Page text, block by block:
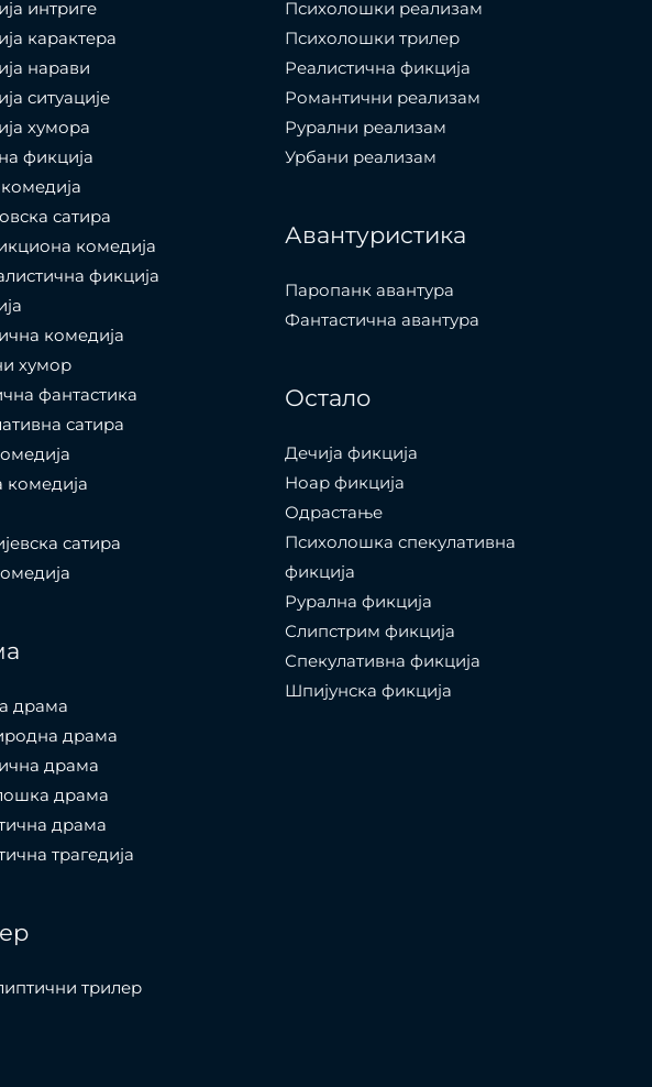
интриге
карактера
нарави
ситуације
хумора
фикција
сатира
комедија
фикција
комедија
хумор
фантастика
сатира
комедија
сатира
драма
драма
драма
драма
драма
трагедија
трилер
Психолошки реализам
Психолошки трилер
Реалистична фикција
Романтични реализам
Рурални реализам
Урбани реализам
Авантуристика
Паропанк авантура
Фантастична авантура
Остало
Дечија фикција
Ноар фикција
Одрастање
Психолошка спекулативна
фикција
Рурална фикција
Слипстрим фикција
Спекулативна фикција
Шпијунска фикција